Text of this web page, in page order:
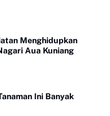
Menghidupkan
Aua Kuniang
Ini Banyak